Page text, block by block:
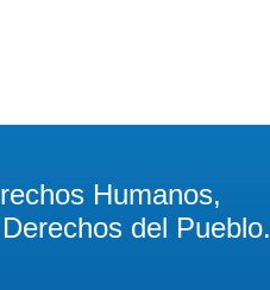
Humanos,
del Pueblo.